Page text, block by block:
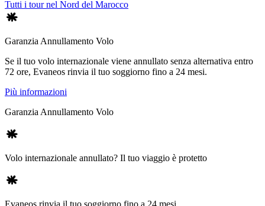
Tutti i tour nel Nord del Marocco
Garanzia Annullamento Volo
Se il tuo volo internazionale viene annullato senza alternativa entro
72 ore, Evaneos rinvia il tuo soggiorno fino a 24 mesi.
Più informazioni
Garanzia Annullamento Volo
Volo internazionale annullato? Il tuo viaggio è protetto